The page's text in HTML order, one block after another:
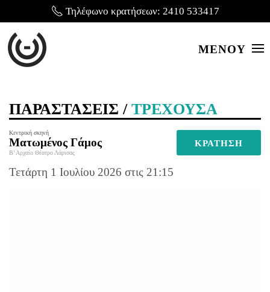
Τηλέφωνο κρατήσεων: 2410 533417
ΜΕΝΟΥ
ΠΑΡΑΣΤΑΣΕΙΣ / ΤΡΕΧΟΥΣΑ
Κεντρική σκηνή
Ματωμένος Γάμος
Β’ Αρχαίο Θέατρο Λάρισας
ΚΡΑΤΗΣΗ
Τετάρτη 1 Ιουλίου 2026 στις 21:15